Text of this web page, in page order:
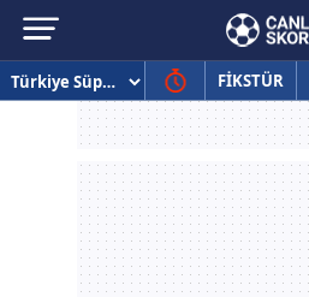
FİKSTÜR